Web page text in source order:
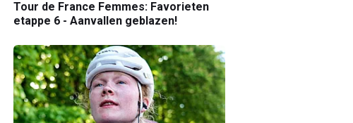
Tour de France Femmes: Favorieten
etappe 6 - Aanvallen geblazen!